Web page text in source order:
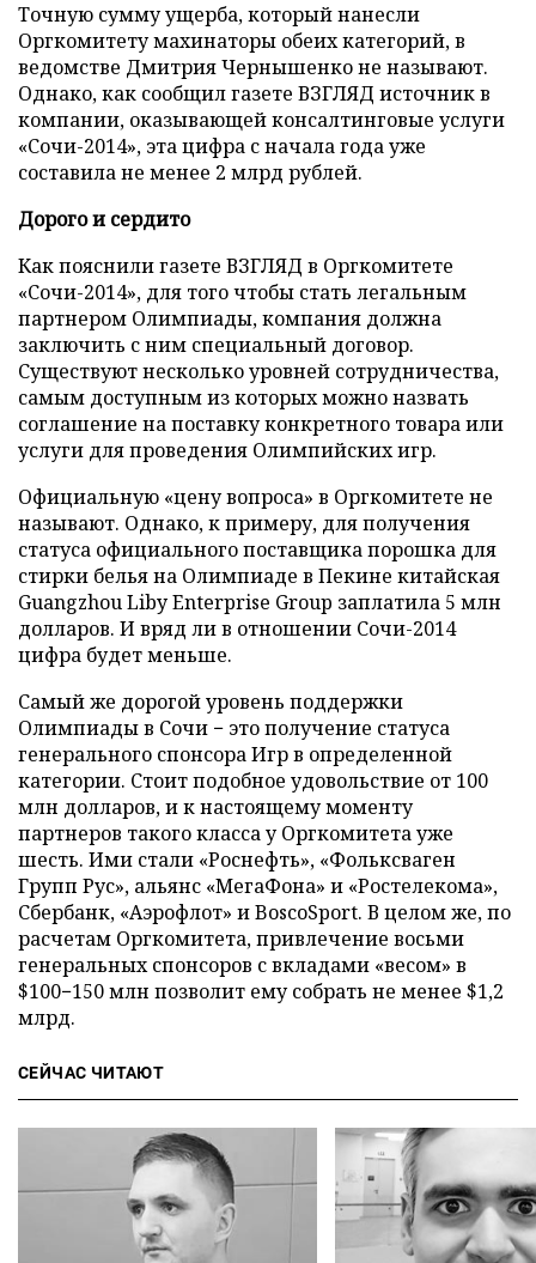
Точную сумму ущерба, который нанесли
Оргкомитету махинаторы обеих категорий, в
ведомстве Дмитрия Чернышенко не называют.
Однако, как сообщил газете ВЗГЛЯД источник в
компании, оказывающей консалтинговые услуги
«Сочи-2014», эта цифра с начала года уже
составила не менее 2 млрд рублей.
Дорого и сердито
Как пояснили газете ВЗГЛЯД в Оргкомитете
«Сочи-2014», для того чтобы стать легальным
партнером Олимпиады, компания должна
заключить с ним специальный договор.
Существуют несколько уровней сотрудничества,
самым доступным из которых можно назвать
соглашение на поставку конкретного товара или
услуги для проведения Олимпийских игр.
Официальную «цену вопроса» в Оргкомитете не
называют. Однако, к примеру, для получения
статуса официального поставщика порошка для
стирки белья на Олимпиаде в Пекине китайская
Guangzhou Liby Enterprise Group заплатила 5 млн
долларов. И вряд ли в отношении Сочи-2014
цифра будет меньше.
Самый же дорогой уровень поддержки
Олимпиады в Сочи − это получение статуса
генерального спонсора Игр в определенной
категории. Стоит подобное удовольствие от 100
млн долларов, и к настоящему моменту
партнеров такого класса у Оргкомитета уже
шесть. Ими стали «Роснефть», «Фольксваген
Групп Рус», альянс «МегаФона» и «Ростелекома»,
Сбербанк, «Аэрофлот» и BoscoSport. В целом же, по
расчетам Оргкомитета, привлечение восьми
генеральных спонсоров с вкладами «весом» в
$100−150 млн позволит ему собрать не менее $1,2
млрд.
СЕЙЧАС ЧИТАЮТ